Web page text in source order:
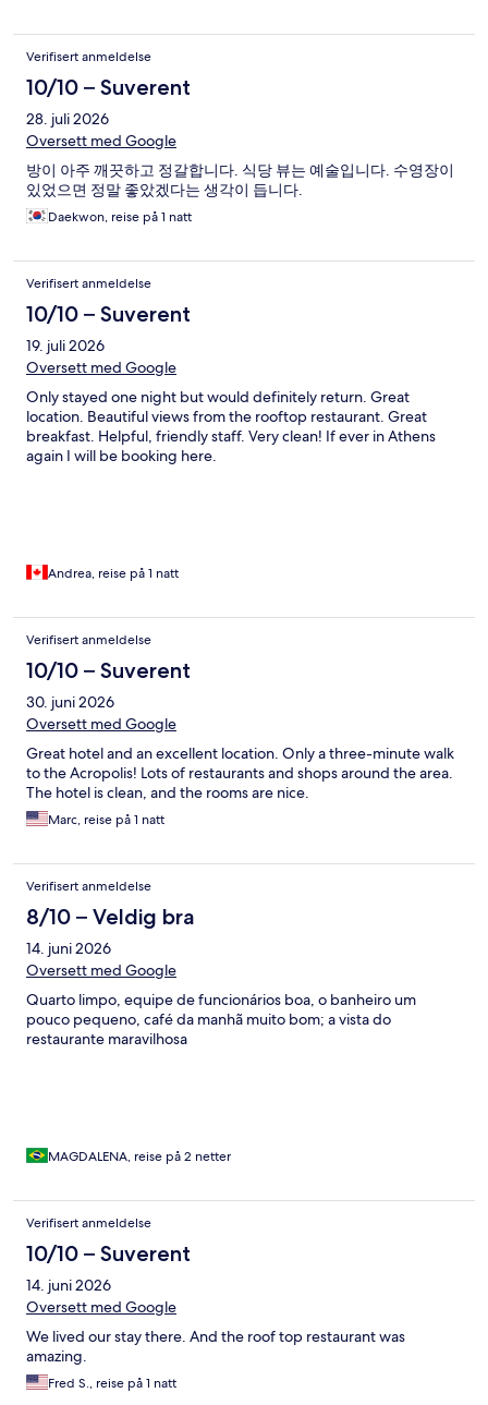
Verifisert anmeldelse
10/10 – Suverent
28. juli 2026
Oversett med Google
방이 아주 깨끗하고 정갈합니다. 식당 뷰는 예술입니다. 수영장이
있었으면 정말 좋았겠다는 생각이 듭니다.
Daekwon, reise på 1 natt
Verifisert anmeldelse
10/10 – Suverent
19. juli 2026
Oversett med Google
Only stayed one night but would definitely return. Great
location. Beautiful views from the rooftop restaurant. Great
breakfast. Helpful, friendly staff. Very clean! If ever in Athens
again I will be booking here.
Andrea, reise på 1 natt
Verifisert anmeldelse
10/10 – Suverent
30. juni 2026
Oversett med Google
Great hotel and an excellent location. Only a three-minute walk
to the Acropolis! Lots of restaurants and shops around the area.
The hotel is clean, and the rooms are nice.
Marc, reise på 1 natt
Verifisert anmeldelse
8/10 – Veldig bra
14. juni 2026
Oversett med Google
Quarto limpo, equipe de funcionários boa, o banheiro um
pouco pequeno, café da manhã muito bom; a vista do
restaurante maravilhosa
MAGDALENA, reise på 2 netter
Verifisert anmeldelse
10/10 – Suverent
14. juni 2026
Oversett med Google
We lived our stay there. And the roof top restaurant was
amazing.
Fred S., reise på 1 natt